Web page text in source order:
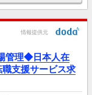
情報提供元
管理◆日本人在
支援サービス求